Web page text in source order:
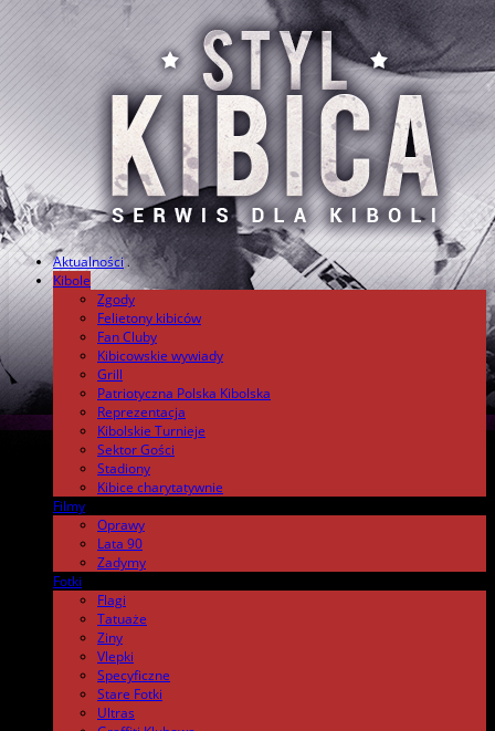
Aktualności .
Kibole
Zgody
Felietony kibiców
Fan Cluby
Kibicowskie wywiady
Grill
Patriotyczna Polska Kibolska
Reprezentacja
Kibolskie Turnieje
Sektor Gości
Stadiony
Kibice charytatywnie
Filmy
Oprawy
Lata 90
Zadymy
Fotki
Flagi
Tatuaże
Ziny
Vlepki
Specyficzne
Stare Fotki
Ultras